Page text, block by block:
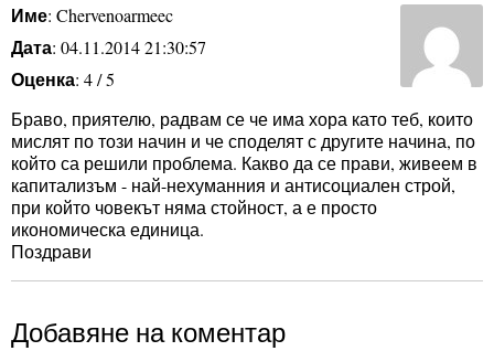
Име: Chervenoarmeec
Дата: 04.11.2014 21:30:57
Оценка: 4 / 5
Браво, приятелю, радвам се че има хора като теб, които
мислят по този начин и че споделят с другите начина, по
който са решили проблема. Какво да се прави, живеем в
капитализъм - най-нехуманния и антисоциален строй,
при който човекът няма стойност, а е просто
икономическа единица.
Поздрави
Добавяне на коментар